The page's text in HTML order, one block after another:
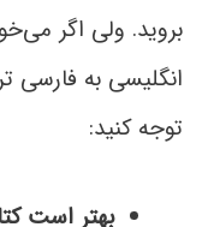
بروید. ولی اگر
انگلیسی به فارسی
توجه کنید:
بهتر است